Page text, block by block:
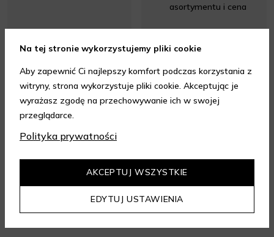
Opinia z dnia 09.08.2026 r.
asortymentu i cena
4.95/ 5.00
Wszystkie opinie
Na tej stronie wykorzystujemy pliki cookie
Aby zapewnić Ci najlepszy komfort podczas korzystania z
witryny, strona wykorzystuje pliki cookie. Akceptując je
wyrażasz zgodę na przechowywanie ich w swojej
przeglądarce.
Polityka prywatności
EDYTUJ USTAWIENIA
AKCEPTUJ WSZYSTKIE